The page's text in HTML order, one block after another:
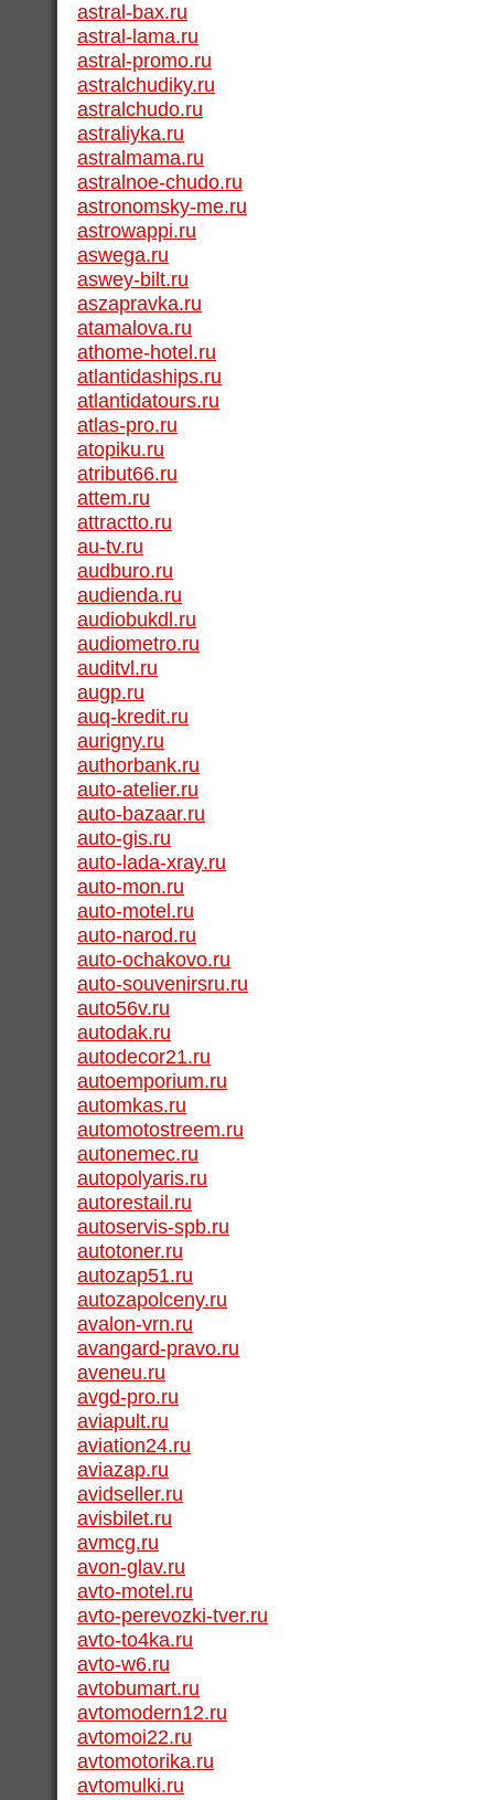
astral-bax.ru
astral-lama.ru
astral-promo.ru
astralchudiky.ru
astralchudo.ru
astraliyka.ru
astralmama.ru
astralnoe-chudo.ru
astronomsky-me.ru
astrowappi.ru
aswega.ru
aswey-bilt.ru
aszapravka.ru
atamalova.ru
athome-hotel.ru
atlantidaships.ru
atlantidatours.ru
atlas-pro.ru
atopiku.ru
atribut66.ru
attem.ru
attractto.ru
au-tv.ru
audburo.ru
audienda.ru
audiobukdl.ru
audiometro.ru
auditvl.ru
augp.ru
auq-kredit.ru
aurigny.ru
authorbank.ru
auto-atelier.ru
auto-bazaar.ru
auto-gis.ru
auto-lada-xray.ru
auto-mon.ru
auto-motel.ru
auto-narod.ru
auto-ochakovo.ru
auto-souvenirsru.ru
auto56v.ru
autodak.ru
autodecor21.ru
autoemporium.ru
automkas.ru
automotostreem.ru
autonemec.ru
autopolyaris.ru
autorestail.ru
autoservis-spb.ru
autotoner.ru
autozap51.ru
autozapolceny.ru
avalon-vrn.ru
avangard-pravo.ru
aveneu.ru
avgd-pro.ru
aviapult.ru
aviation24.ru
aviazap.ru
avidseller.ru
avisbilet.ru
avmcg.ru
avon-glav.ru
avto-motel.ru
avto-perevozki-tver.ru
avto-to4ka.ru
avto-w6.ru
avtobumart.ru
avtomodern12.ru
avtomoi22.ru
avtomotorika.ru
avtomulki.ru